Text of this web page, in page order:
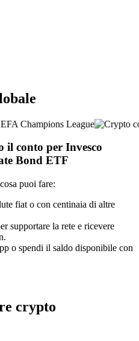
il conto per Invesco
Bond ETF
puoi fare:
fiat o con centinaia di altre
supportare la rete e ricevere
o spendi il saldo disponibile con
crypto